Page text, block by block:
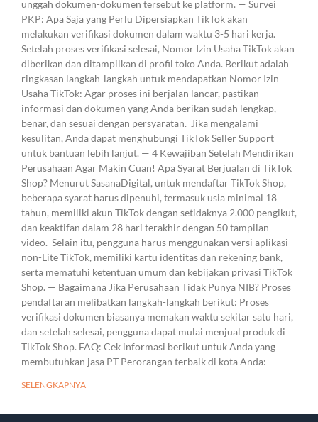
unggah dokumen-dokumen tersebut ke platform. — Survei
PKP: Apa Saja yang Perlu Dipersiapkan TikTok akan
melakukan verifikasi dokumen dalam waktu 3-5 hari kerja.
Setelah proses verifikasi selesai, Nomor Izin Usaha TikTok akan
diberikan dan ditampilkan di profil toko Anda. Berikut adalah
ringkasan langkah-langkah untuk mendapatkan Nomor Izin
Usaha TikTok: Agar proses ini berjalan lancar, pastikan
informasi dan dokumen yang Anda berikan sudah lengkap,
benar, dan sesuai dengan persyaratan. Jika mengalami
kesulitan, Anda dapat menghubungi TikTok Seller Support
untuk bantuan lebih lanjut. — 4 Kewajiban Setelah Mendirikan
Perusahaan Agar Makin Cuan! Apa Syarat Berjualan di TikTok
Shop? Menurut SasanaDigital, untuk mendaftar TikTok Shop,
beberapa syarat harus dipenuhi, termasuk usia minimal 18
tahun, memiliki akun TikTok dengan setidaknya 2.000 pengikut,
dan keaktifan dalam 28 hari terakhir dengan 50 tampilan
video. Selain itu, pengguna harus menggunakan versi aplikasi
non-Lite TikTok, memiliki kartu identitas dan rekening bank,
serta mematuhi ketentuan umum dan kebijakan privasi TikTok
Shop. — Bagaimana Jika Perusahaan Tidak Punya NIB? Proses
pendaftaran melibatkan langkah-langkah berikut: Proses
verifikasi dokumen biasanya memakan waktu sekitar satu hari,
dan setelah selesai, pengguna dapat mulai menjual produk di
TikTok Shop. FAQ: Cek informasi berikut untuk Anda yang
membutuhkan jasa PT Perorangan terbaik di kota Anda:
SELENGKAPNYA